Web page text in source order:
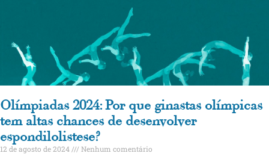
Olímpiadas 2024: Por que ginastas olímpicas
tem altas chances de desenvolver
espondilolistese?
12 de agosto de 2024 Nenhum comentário